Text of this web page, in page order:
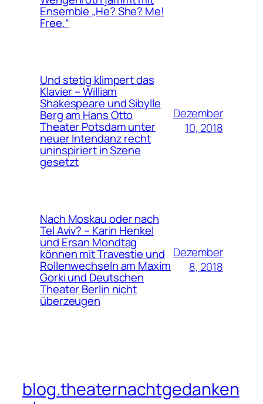
Ensemble „He? She? Me!
Free.“
Und stetig klimpert das
Klavier – William
Shakespeare und Sibylle
Berg am Hans Otto
Theater Potsdam unter
neuer Intendanz recht
uninspiriert in Szene
gesetzt
Dezember
10, 2018
Nach Moskau oder nach
Tel Aviv? – Karin Henkel
und Ersan Mondtag
können mit Travestie und
Rollenwechseln am Maxim
Gorki und Deutschen
Theater Berlin nicht
überzeugen
Dezember
8, 2018
blog.theaternachtgedanken